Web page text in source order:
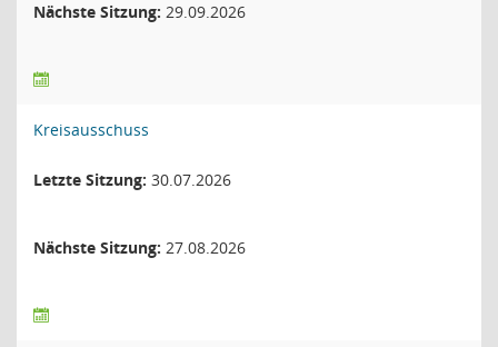
Nächste Sitzung: 29.09.2026
Kreisausschuss
Letzte Sitzung: 30.07.2026
Nächste Sitzung: 27.08.2026